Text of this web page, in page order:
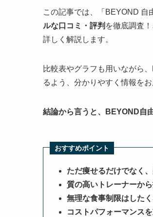
この記事では、「BEYOND 自
ルな口コミ・評判 を徹底調査！
詳しく解説します。
比較表やグラフも用いながら
るよう、分かりやすく情報をお
結論から言うと、BEYOND自
おすすめポイント
ただ痩せるだけでなく
質の高いトレーナーか
無理な食事制限はした
コストパフォーマンス